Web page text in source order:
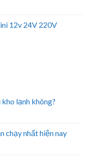
12v 24V 220V
lạnh không?
chạy nhất hiện nay